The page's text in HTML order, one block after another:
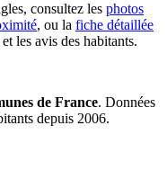
consultez les photos
, ou la fiche détaillée
les avis des habitants.
de France. Données
depuis 2006.